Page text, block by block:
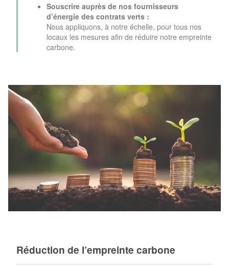
Souscrire auprès de nos fournisseurs
d’énergie des contrats verts :
Nous appliquons, à notre échelle, pour tous nos
locaux les mesures afin de réduire notre empreinte
carbone.
Réduction de l’empreinte carbone